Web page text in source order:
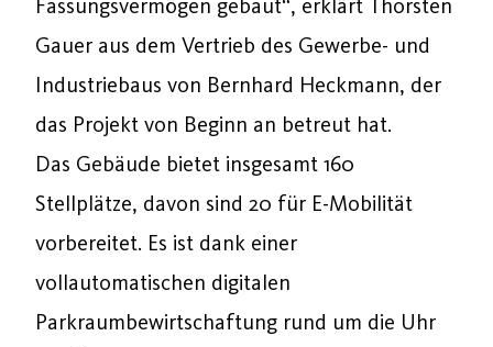
Fassungsvermögen gebaut“, erklärt Thorsten
Gauer aus dem Vertrieb des Gewerbe- und
Industriebaus von Bernhard Heckmann, der
das Projekt von Beginn an betreut hat.
Das Gebäude bietet insgesamt 160
Stellplätze, davon sind 20 für E-Mobilität
vorbereitet. Es ist dank einer
vollautomatischen digitalen
Parkraumbewirtschaftung rund um die Uhr